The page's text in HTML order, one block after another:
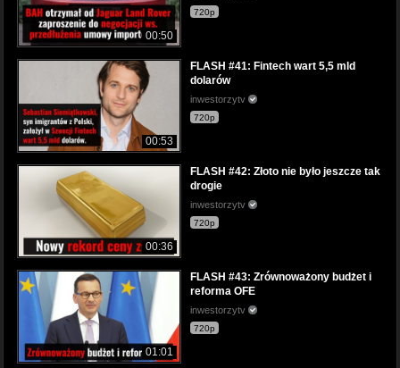
00:50
720p
00:53
FLASH #41: Fintech wart 5,5 mld
dolarów
inwestorzytv
720p
00:36
FLASH #42: Złoto nie było jeszcze tak
drogie
inwestorzytv
720p
01:01
FLASH #43: Zrównoważony budżet i
reforma OFE
inwestorzytv
720p